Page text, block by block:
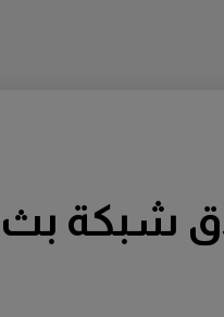
شبكة بث